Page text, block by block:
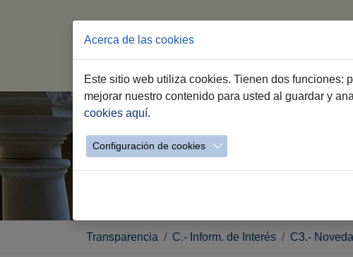
aquí:
Transparencia C.- Inform. de Interés C3.-
Acerca de las cookies
Este sitio web utiliza cookies. Tienen dos funciones:
mejorar nuestro contenido para usted al guardar y
cookies aquí.
Configuración de cookies